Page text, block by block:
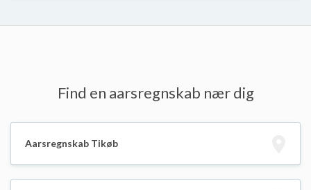
Find en aarsregnskab nær dig
Aarsregnskab Tikøb